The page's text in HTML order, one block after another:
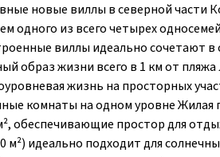
новые виллы в северной части
одного из всего четырех
виллы идеально сочетают в
образ жизни всего в 1 км от
жизнь на просторных
комнаты на одном уровне
обеспечивающие простор для
идеально подходит для